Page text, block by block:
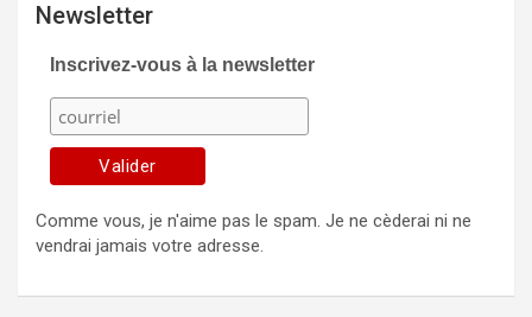
Newsletter
Inscrivez-vous à la newsletter
Comme vous, je n'aime pas le spam. Je ne cèderai ni ne
vendrai jamais votre adresse.